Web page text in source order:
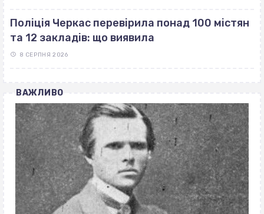
Поліція Черкас перевірила понад 100 містян
та 12 закладів: що виявила
8 СЕРПНЯ 2026
ВАЖЛИВО